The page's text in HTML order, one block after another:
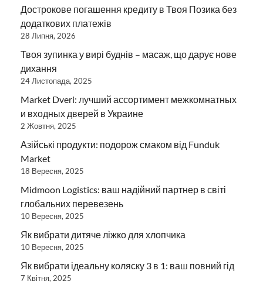
Дострокове погашення кредиту в Твоя Позика без
додаткових платежів
28 Липня, 2026
Твоя зупинка у вирі буднів – масаж, що дарує нове
дихання
24 Листопада, 2025
Market Dveri: лучший ассортимент межкомнатных
и входных дверей в Украине
2 Жовтня, 2025
Азійські продукти: подорож смаком від Funduk
Market
18 Вересня, 2025
Midmoon Logistics: ваш надійний партнер в світі
глобальних перевезень
10 Вересня, 2025
Як вибрати дитяче ліжко для хлопчика
10 Вересня, 2025
Як вибрати ідеальну коляску 3 в 1: ваш повний гід
7 Квітня, 2025